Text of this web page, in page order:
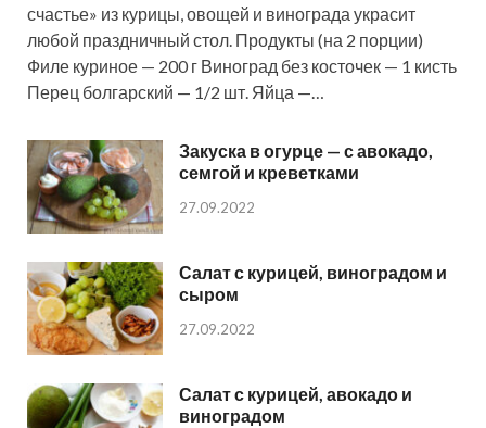
счастье» из курицы, овощей и винограда украсит
любой праздничный стол. Продукты (на 2 порции)
Филе куриное — 200 г Виноград без косточек — 1 кисть
Перец болгарский — 1/2 шт. Яйца —…
Закуска в огурце — с авокадо,
семгой и креветками
27.09.2022
Салат с курицей, виноградом и
сыром
27.09.2022
Салат с курицей, авокадо и
виноградом